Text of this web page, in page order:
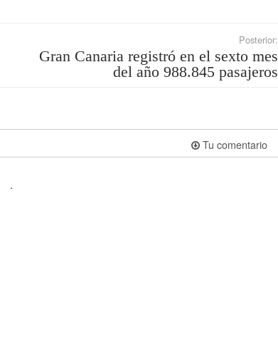
Posterior:
Gran Canaria registró en el sexto mes
del año 988.845 pasajeros
Tu comentario
.